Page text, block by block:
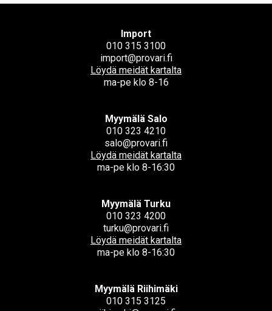
Import
010 315 3100
import@provari.fi
Löydä meidät kartalta
ma-pe klo 8-16
Myymälä Salo
010 323 4210
salo@provari.fi
Löydä meidät kartalta
ma-pe klo 8-16:30
Myymälä Turku
010 323 4200
turku@provari.fi
Löydä meidät kartalta
ma-pe klo 8-16:30
Myymälä Riihimäki
010 315 3125